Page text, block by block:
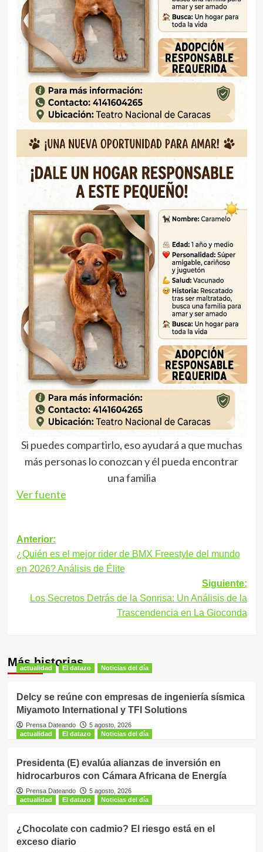
Si puedes compartirlo, eso ayudará a que muchas
más personas lo conozcan y él pueda encontrar
una familia
Ver fuente
Navegación
de
entradas
Anterior:
¿Quién es el mejor rider de BMX Freestyle del mundo
en 2026? Análisis de Élite
Siguiente:
Los Secretos Detrás de la Sonrisa: Un Análisis de la
Trascendencia en La Gioconda
Más historias
actualidad El datazo Noticias del día
Delcy se reúne con empresas de ingeniería sísmica
Miyamoto International y TFI Solutions
Prensa Dateando
5 agosto, 2026
actualidad
El datazo Noticias del día
Presidenta (E) evalúa alianzas de inversión en
hidrocarburos con Cámara Africana de Energía
Prensa Dateando
5 agosto, 2026
actualidad
El datazo Noticias del día
¿Chocolate con cadmio? El riesgo está en el
exceso diario